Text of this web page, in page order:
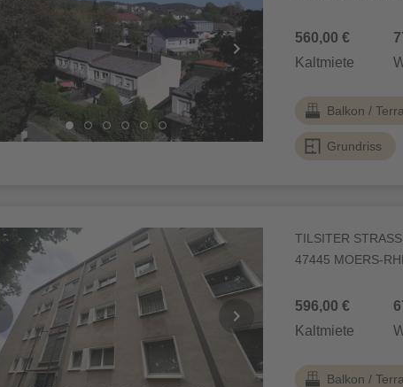
Kaltmiete
560,00 €
Balkon /
Grundriss
TILSITER STRASSE
47445 MOERS-
Kaltmiete
596,00 €
Balkon /